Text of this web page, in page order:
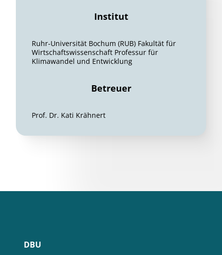
Institut
Ruhr-Universität Bochum (RUB) Fakultät für
Wirtschaftswissenschaft Professur für
Klimawandel und Entwicklung
Betreuer
Prof. Dr. Kati Krähnert
DBU